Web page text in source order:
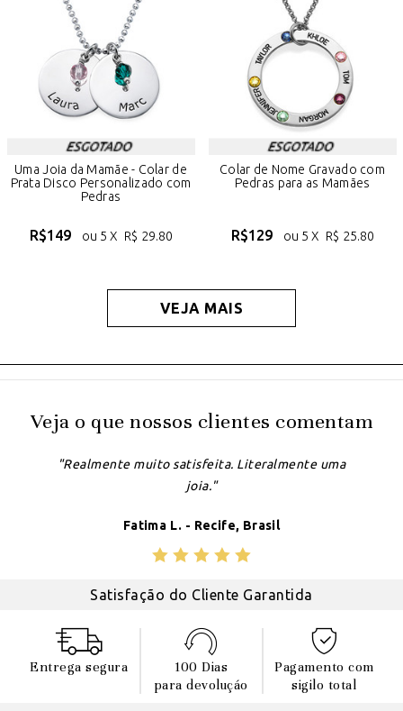
Uma Joia da Mamãe - Colar de
Prata Disco Personalizado com
Pedras
R$149 ou 5 X R$ 29.80
Colar de Nome Gravado com
Pedras para as Mamães
R$129 ou 5 X R$ 25.80
VEJA MAIS
Veja o que nossos clientes comentam
"Realmente muito satisfeita. Literalmente uma
joia."
Fatima L. - Recife, Brasil
Satisfação do Cliente Garantida
Entrega segura
100 Dias
para devoluçáo
Pagamento com
sigilo total